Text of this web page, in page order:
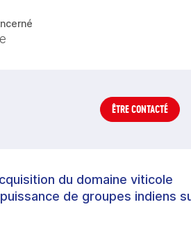
ÊTRE CONTACTÉ
du domaine viticole
de groupes indiens